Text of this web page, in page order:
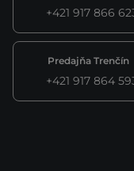
+421 917 866
Predajňa Trenčín
+421 917 864